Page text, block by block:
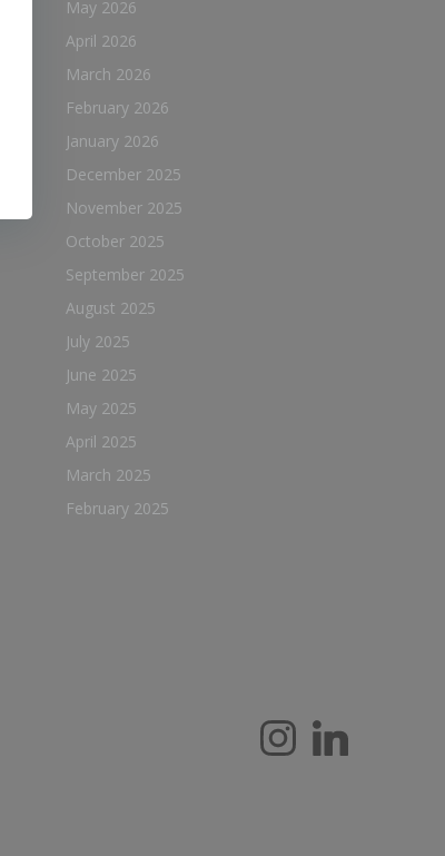
May 2026
April 2026
March 2026
February 2026
January 2026
December 2025
November 2025
October 2025
September 2025
August 2025
July 2025
June 2025
May 2025
April 2025
March 2025
February 2025